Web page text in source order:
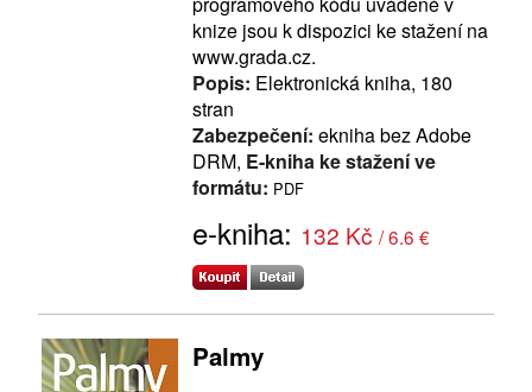
knize jsou k dispozici ke stažení na
www.grada.cz.
Popis: Elektronická kniha, 180
stran
Zabezpečení: ekniha bez Adobe
DRM, E-kniha ke stažení ve
formátu: PDF
e-kniha: 132 Kč / 6.6 €
Palmy